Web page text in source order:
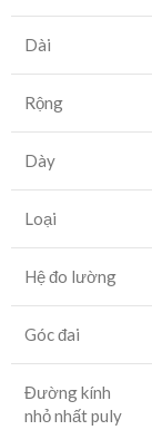
Dài
Rộng
Dày
Loại
Hệ đo lường
Góc đai
Đường kính
nhỏ nhất puly